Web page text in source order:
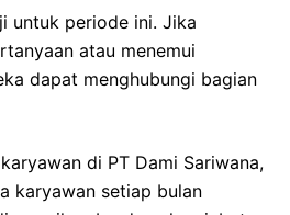
untuk periode ini. Jika
atau menemui
dapat menghubungi bagian
di PT Dami Sariwana,
karyawan setiap bulan